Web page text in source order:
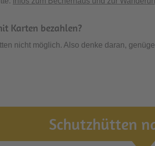
Karten bezahlen?
nicht möglich. Also denke daran,
Schutzhütten